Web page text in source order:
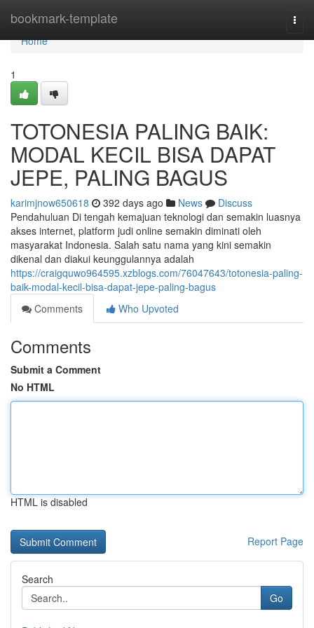
bookmark-template
Home
Home
1
TOTONESIA PALING BAIK:
MODAL KECIL BISA DAPAT
JEPE, PALING BAGUS
karimjnow650618 392 days ago News
Discuss
Pendahuluan Di tengah kemajuan teknologi dan semakin luasnya
akses internet, platform judi online semakin diminati oleh
masyarakat Indonesia. Salah satu nama yang kini semakin
dikenal dan diakui keunggulannya adalah
https://craigquwo964595.xzblogs.com/76047643/totonesia-paling-
baik-modal-kecil-bisa-dapat-jepe-paling-bagus
Comments
Who Upvoted
Comments
Submit a Comment
No HTML
HTML is disabled
Report Page
Search
Go